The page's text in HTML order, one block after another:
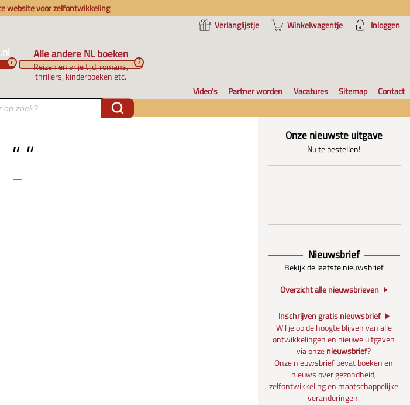
website voor zelfontwikkeling
Verlanglijstje
Winkelwagentje Inloggen
i
Alle andere NL boeken
Reizen en vrije tijd, romans,
thrillers, kinderboeken etc.
i
Video's Partner worden Vacatures Sitemap Contact
Onze nieuwste uitgave
Nu te bestellen!
Nieuwsbrief
Bekijk de laatste nieuwsbrief
Overzicht alle nieuwsbrieven
Inschrijven gratis nieuwsbrief
Wil je op de hoogte blijven van alle
ontwikkelingen en nieuwe uitgaven
via onzenieuwsbrief?
Onze nieuwsbrief bevat boeken en
nieuws over gezondheid,
zelfontwikkeling en maatschappelijke
veranderingen.